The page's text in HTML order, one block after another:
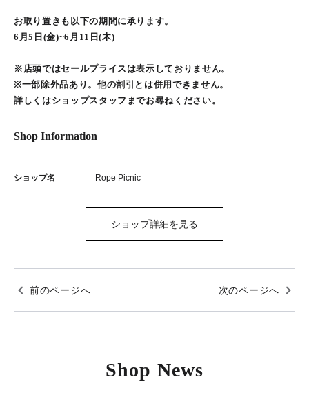
お取り置きも以下の期間に承ります。
6月5日(金)~6月11日(木)
※店頭ではセールプライスは表示しておりません。
※一部除外品あり。他の割引とは併用できません。
詳しくはショップスタッフまでお尋ねください。
Shop Information
ショップ名 Rope Picnic
ショップ詳細を見る
前のページへ 次のページへ
Shop News